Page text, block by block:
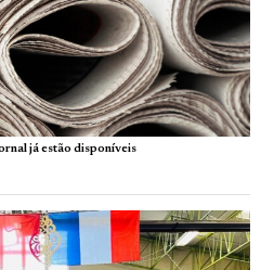
já estão disponíveis